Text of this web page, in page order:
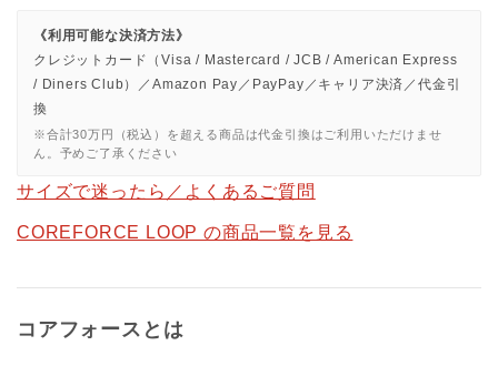
《利用可能な決済方法》
クレジットカード（Visa / Mastercard / JCB / American Express
/ Diners Club）／Amazon Pay／PayPay／キャリア決済／代金引
換
※合計30万円（税込）を超える商品は代金引換はご利用いただけませ
ん。予めご了承ください
サイズで迷ったら／よくあるご質問
COREFORCE LOOP の商品一覧を見る
コアフォースとは